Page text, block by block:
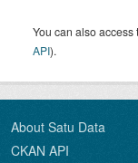
You can also
API).
About Satu Data
CKAN API